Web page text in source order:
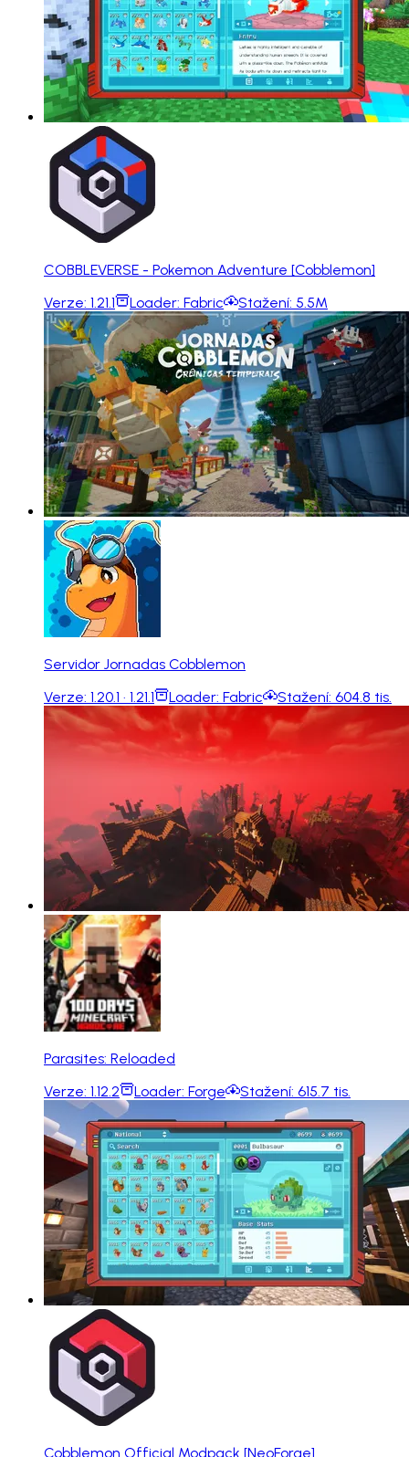
COBBLEVERSE - Pokemon Adventure [Cobblemon]
Verze: 1.21.1 Loader: Fabric Stažení: 5.5M
Servidor Jornadas Cobblemon
Verze: 1.20.1 · 1.21.1 Loader: Fabric Stažení: 604.8 tis.
Parasites: Reloaded
Verze: 1.12.2 Loader: Forge Stažení: 615.7 tis.
Cobblemon Official Modpack [NeoForge]